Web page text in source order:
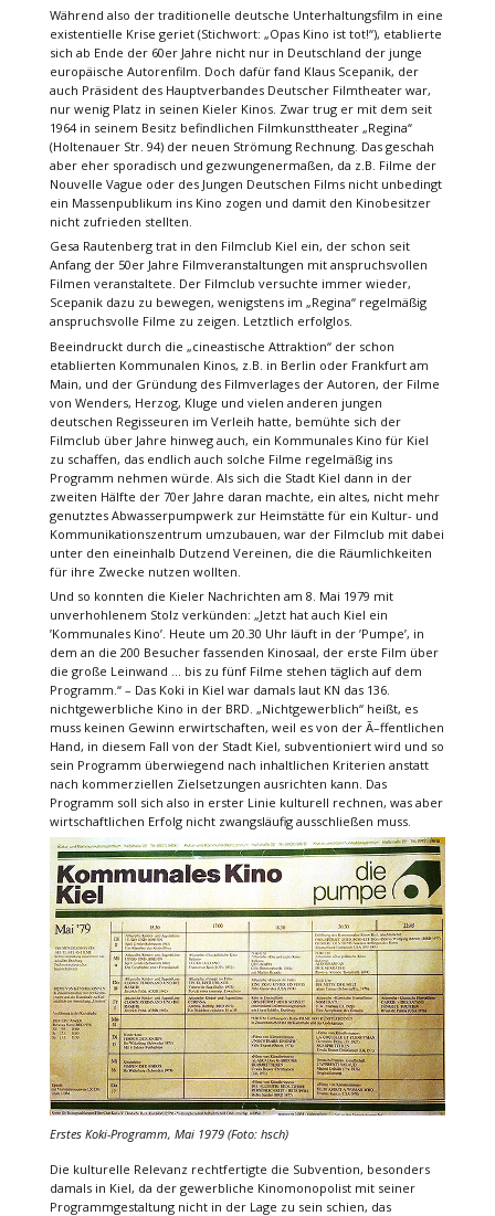
Während also der traditionelle deutsche Unterhaltungsfilm in eine
existentielle Krise geriet (Stichwort: „Opas Kino ist tot!“), etablierte
sich ab Ende der 60er Jahre nicht nur in Deutschland der junge
europäische Autorenfilm. Doch dafür fand Klaus Scepanik, der
auch Präsident des Hauptverbandes Deutscher Filmtheater war,
nur wenig Platz in seinen Kieler Kinos. Zwar trug er mit dem seit
1964 in seinem Besitz befindlichen Filmkunsttheater „Regina“
(Holtenauer Str. 94) der neuen Strömung Rechnung. Das geschah
aber eher sporadisch und gezwungenermaßen, da z.B. Filme der
Nouvelle Vague oder des Jungen Deutschen Films nicht unbedingt
ein Massenpublikum ins Kino zogen und damit den Kinobesitzer
nicht zufrieden stellten.
Gesa Rautenberg trat in den Filmclub Kiel ein, der schon seit
Anfang der 50er Jahre Filmveranstaltungen mit anspruchsvollen
Filmen veranstaltete. Der Filmclub versuchte immer wieder,
Scepanik dazu zu bewegen, wenigstens im „Regina“ regelmäßig
anspruchsvolle Filme zu zeigen. Letztlich erfolglos.
Beeindruckt durch die „cineastische Attraktion“ der schon
etablierten Kommunalen Kinos, z.B. in Berlin oder Frankfurt am
Main, und der Gründung des Filmverlages der Autoren, der Filme
von Wenders, Herzog, Kluge und vielen anderen jungen
deutschen Regisseuren im Verleih hatte, bemühte sich der
Filmclub über Jahre hinweg auch, ein Kommunales Kino für Kiel
zu schaffen, das endlich auch solche Filme regelmäßig ins
Programm nehmen würde. Als sich die Stadt Kiel dann in der
zweiten Hälfte der 70er Jahre daran machte, ein altes, nicht mehr
genutztes Abwasserpumpwerk zur Heimstätte für ein Kultur- und
Kommunikationszentrum umzubauen, war der Filmclub mit dabei
unter den eineinhalb Dutzend Vereinen, die die Räumlichkeiten
für ihre Zwecke nutzen wollten.
Und so konnten die Kieler Nachrichten am 8. Mai 1979 mit
unverhohlenem Stolz verkünden: „Jetzt hat auch Kiel ein
’Kommunales Kino’. Heute um 20.30 Uhr läuft in der ’Pumpe’, in
dem an die 200 Besucher fassenden Kinosaal, der erste Film über
die große Leinwand … bis zu fünf Filme stehen täglich auf dem
Programm.“ – Das Koki in Kiel war damals laut KN das 136.
nichtgewerbliche Kino in der BRD. „Nichtgewerblich“ heißt, es
muss keinen Gewinn erwirtschaften, weil es von der Ã–ffentlichen
Hand, in diesem Fall von der Stadt Kiel, subventioniert wird und so
sein Programm überwiegend nach inhaltlichen Kriterien anstatt
nach kommerziellen Zielsetzungen ausrichten kann. Das
Programm soll sich also in erster Linie kulturell rechnen, was aber
wirtschaftlichen Erfolg nicht zwangsläufig ausschließen muss.
Erstes Koki-Programm, Mai 1979 (Foto: hsch)
Die kulturelle Relevanz rechtfertigte die Subvention, besonders
damals in Kiel, da der gewerbliche Kinomonopolist mit seiner
Programmgestaltung nicht in der Lage zu sein schien, das